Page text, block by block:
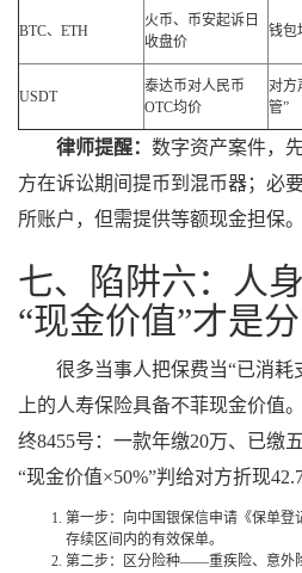
BTC、ETH
火币、币安起诉日
收盘价
钱包
USDT
泰达币对人民币
OTC均价
对方
管”
律师提醒： 数字资产案件，
方在诉讼期间提币到混币器；必
所账户，但需提供等额现金担保。
七、陷阱六：人
“现金价值”才是
很多当事人把保费当“已消耗
上的人寿保险具备不菲现金价值
终8455号：一款年缴20万、已缴
“现金价值×50%”判给对方折现42.7
第一步：向中国银保信申请《保单登
存续区间内的有效保单。
第二步：区分险种——重疾险、意外